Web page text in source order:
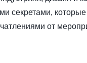
секретами,
от